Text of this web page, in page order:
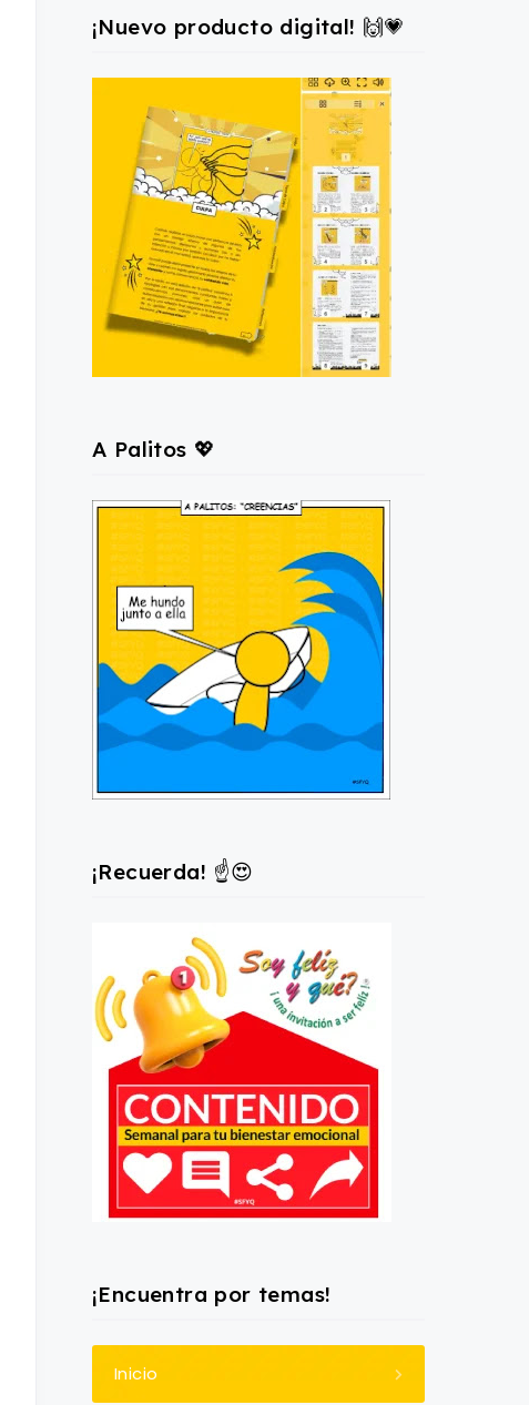
¡Nuevo producto digital! 🙌💗
A Palitos 💖
¡Recuerda! ☝️😍
¡Encuentra por temas!
Inicio